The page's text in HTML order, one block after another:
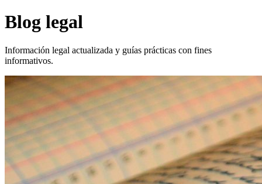
Blog legal
Información legal actualizada y guías prácticas con fines
informativos.